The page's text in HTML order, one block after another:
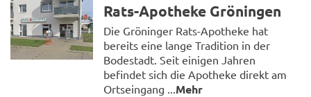
Rats-Apotheke Gröningen
Die Gröninger Rats-Apotheke hat
bereits eine lange Tradition in der
Bodestadt. Seit einigen Jahren
befindet sich die Apotheke direkt am
Ortseingang ... Mehr